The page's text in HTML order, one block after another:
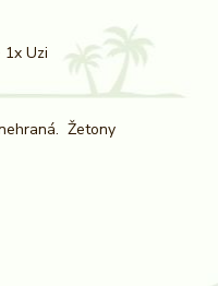
1x Uzi
Žetony